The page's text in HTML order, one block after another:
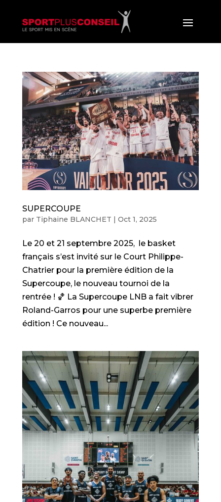
SUPERCOUPE
par Tiphaine BLANCHET | Oct 1, 2025
Le 20 et 21 septembre 2025, le basket
français s’est invité sur le Court Philippe-
Chatrier pour la première édition de la
Supercoupe, le nouveau tournoi de la
rentrée ! 🏀 La Supercoupe LNB a fait vibrer
Roland-Garros pour une superbe première
édition ! Ce nouveau...